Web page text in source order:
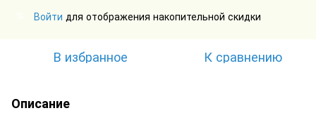
Войти для отображения накопительной скидки
В избранное К сравнению
Описание